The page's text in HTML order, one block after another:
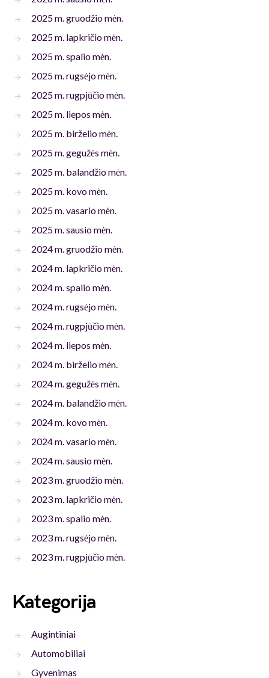
2025 m. gruodžio mėn.
2025 m. lapkričio mėn.
2025 m. spalio mėn.
2025 m. rugsėjo mėn.
2025 m. rugpjūčio mėn.
2025 m. liepos mėn.
2025 m. birželio mėn.
2025 m. gegužės mėn.
2025 m. balandžio mėn.
2025 m. kovo mėn.
2025 m. vasario mėn.
2025 m. sausio mėn.
2024 m. gruodžio mėn.
2024 m. lapkričio mėn.
2024 m. spalio mėn.
2024 m. rugsėjo mėn.
2024 m. rugpjūčio mėn.
2024 m. liepos mėn.
2024 m. birželio mėn.
2024 m. gegužės mėn.
2024 m. balandžio mėn.
2024 m. kovo mėn.
2024 m. vasario mėn.
2024 m. sausio mėn.
2023 m. gruodžio mėn.
2023 m. lapkričio mėn.
2023 m. spalio mėn.
2023 m. rugsėjo mėn.
2023 m. rugpjūčio mėn.
Kategorija
Augintiniai
Automobiliai
Gyvenimas